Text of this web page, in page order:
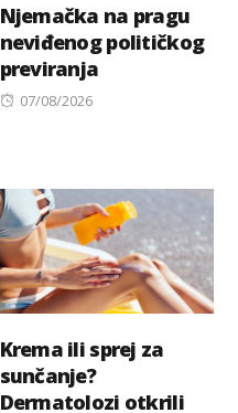
Njemačka na pragu
neviđenog političkog
previranja
Posted
07/08/2026
Krema ili sprej za
sunčanje?
Dermatolozi otkrili